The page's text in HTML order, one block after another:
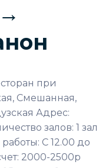
→
при
Смешанная,
Адрес:
залов: 1 зал
С 12.00 до
2000-2500р